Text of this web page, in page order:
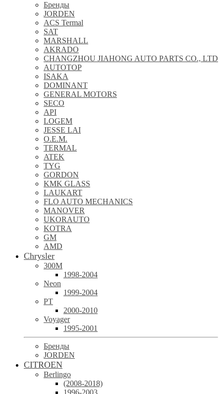
Бренды
JORDEN
ACS Termal
SAT
MARSHALL
AKRADO
CHANGZHOU JIAHONG AUTO PARTS CO., LTD
AUTOTOP
ISAKA
DOMINANT
GENERAL MOTORS
SECO
API
LOGEM
JESSE LAI
O.E.M.
TERMAL
ATEK
TYG
GORDON
KMK GLASS
LAUKART
FLO AUTO MECHANICS
MANOVER
UKORAUTO
KOTRA
GM
AMD
Chrysler
300M
1998-2004
Neon
1999-2004
PT
2000-2010
Voyager
1995-2001
Бренды
JORDEN
CITROEN
Berlingo
(2008-2018)
1996-2003